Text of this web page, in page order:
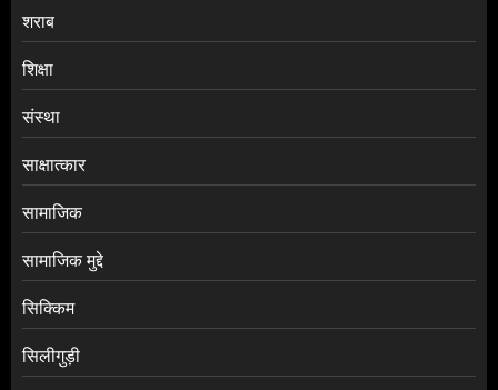
शराब
शिक्षा
संस्था
साक्षात्कार
सामाजिक
सामाजिक मुद्दे
सिक्किम
सिलीगुड़ी